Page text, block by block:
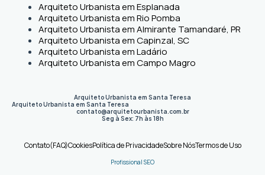
Arquiteto Urbanista em Esplanada
Arquiteto Urbanista em Rio Pomba
Arquiteto Urbanista em Almirante Tamandaré, PR
Arquiteto Urbanista em Capinzal, SC
Arquiteto Urbanista em Ladário
Arquiteto Urbanista em Campo Magro
Arquiteto Urbanista em Santa Teresa
Arquiteto Urbanista em Santa Teresa
contato@arquitetourbanista.com.br
Seg à Sex: 7h às 18h
Contato(FAQ)CookiesPolítica de PrivacidadeSobre NósTermos de Uso
Profissional SEO